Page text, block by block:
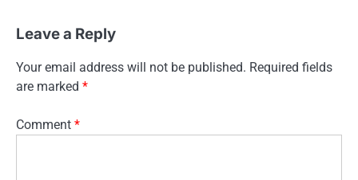
Leave a Reply
Your email address will not be published. Required fields
are marked *
Comment *